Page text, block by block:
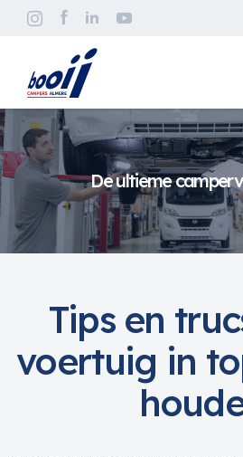
De ultieme
Tips en
voertuig in